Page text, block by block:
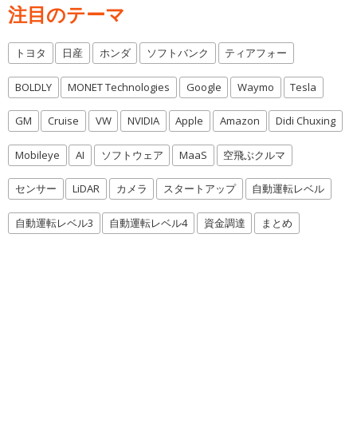
注目のテーマ
トヨタ 日産 ホンダ ソフトバンク ティアフォー
BOLDLY MONET Technologies Google Waymo Tesla
GM Cruise VW NVIDIA Apple Amazon Didi Chuxing
Mobileye AI ソフトウェア MaaS 空飛ぶクルマ
センサー LiDAR カメラ スタートアップ 自動運転レベル
自動運転レベル3 自動運転レベル4 資金調達 まとめ